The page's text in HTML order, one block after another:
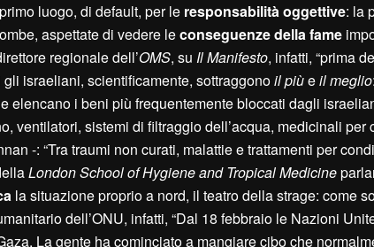
luogo, di default, per le responsabilità oggettive: la
aspettate di vedere leconseguenze della fame
regionale dell’OMS, su Il Manifesto, infatti, “prima
israeliani, scientificamente, sottraggonoil piùeil meglio
i beni più frequentemente bloccati dagli
ventilatori, sistemi di filtraggio dell’acqua, medicinali per
-: “Tra traumi non curati, malattie e trattamenti per
London School of Hygiene and Tropical Medicine
la situazione proprio a nord, il teatro della strage: come
dell’ONU, infatti, “Dal 18 febbraio le Nazioni
La gente ha cominciato a mangiare cibo che